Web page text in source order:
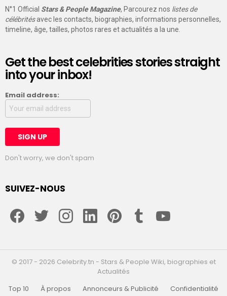
N°1 Official Stars & People Magazine, Parcourez nos listes de
célébritésavec les contacts, biographies, informations personnelles,
timeline, âge, tailles, photos rares et actualités a la une.
Get the best celebrities stories straight
into your inbox!
Email address:
Don't worry, we don't spam
SUIVEZ-NOUS
© 2017 - 2026 Celebrity.tn - Stars & People Wiki, biographies et
Actualités
Top 10
À propos Annonceurs & Publicité
Confidentialité